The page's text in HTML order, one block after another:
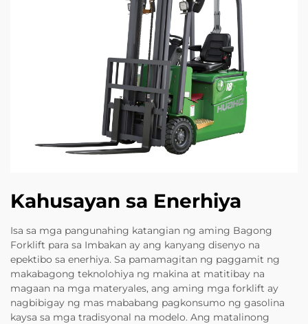
Kahusayan sa Enerhiya
Isa sa mga pangunahing katangian ng aming Bagong
Forklift para sa Imbakan ay ang kanyang disenyo na
epektibo sa enerhiya. Sa pamamagitan ng paggamit ng
makabagong teknolohiya ng makina at matitibay na
magaan na mga materyales, ang aming mga forklift ay
nagbibigay ng mas mababang pagkonsumo ng gasolina
kaysa sa mga tradisyonal na modelo. Ang matalinong